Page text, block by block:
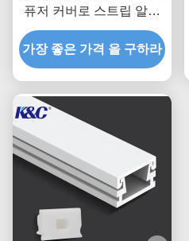
퓨저 커버로 스트립 알루
미늄 프로필을 주도했습니
다
가장 좋은 가격 을 구하라